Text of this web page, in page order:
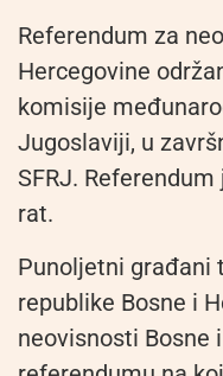
Referendum za
Hercegovine
komisije
Jugoslaviji, u
SFRJ.
rat.
Punoljetni građani
republike Bosne i
neovisnosti Bosne